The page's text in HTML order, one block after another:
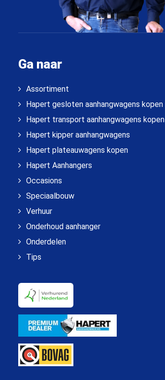
Ga naar
Assortiment
Hapert gesloten aanhangwagens kopen
Hapert transport aanhangwagens kopen
Hapert kipper aanhangwagens
Hapert plateauwagens kopen
Hapert Aanhangers
Occasions
Speciaalbouw
Verhuur
Onderhoud aanhanger
Onderdelen
Tips